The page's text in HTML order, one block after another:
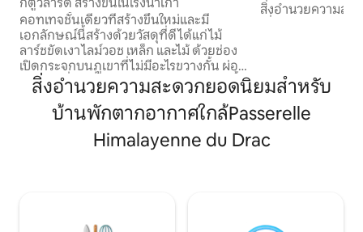
คอทเทจชั้นเดียวที่สร้างขึ้นใหม่และมี
เอกลักษณ์นี้สร้างด้วยวัสดุที่ดี ได้แก่ ไม้
ลาร์ชขัดเงา ไลม์วอช เหล็ก และไม้ ด้วยช่อง
เปิดกระจกบนภูเขาที่ไม่มีอะไรขวางกั้น ผ่อน
คลายในที่พักที่เงียบสงบและสง่างามแห่งนี้
ในหุบเขาวาลกูเดอมาร์ที่ได้รับการอนุรักษ์
และเป็นธรรมชาติในโอต-อัลป์ การเดินป่า
กิจกรรมมากมายที่อยู่ห่างจากที่พักนักท่อง
สิ่งอำนวยความสะ
เชื่อมต่ออินเทอร์เ
ฝักบัวอาบน้ำขนาด
ผ้า
สิ่งอำนวยความสะดวกยอดนิยมสำหรับ
บ้านพักตากอากาศใกล้Passerelle
Himalayenne du Drac